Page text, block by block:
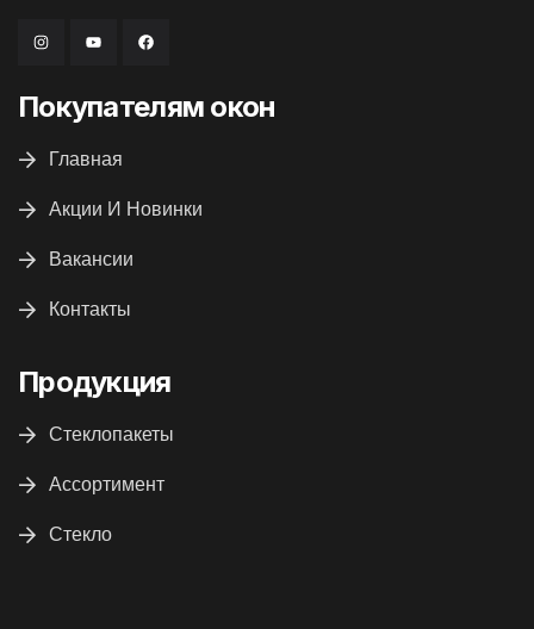
Покупателям окон
Главная
Акции И Новинки
Вакансии
Контакты
Продукция
Стеклопакеты
Ассортимент
Стекло